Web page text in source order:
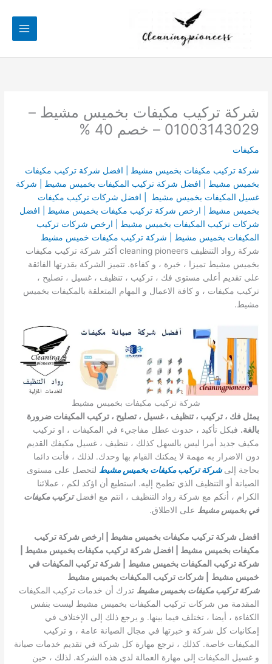
شركة تركيب مكيفات بخميس مشيط –
01003143029 – خصم 40 %
مكيفات
شركة تركيب مكيفات بخميس مشيط | افضل شركة تركيب مكيفات
بخميس مشيط | افضل شركة تركيب المكيفات بخميس مشيط | شركة
غسيل المكيفات بخميس مشيط | افضل شركات تركيب مكيفات
بخميس مشيط | ارخص شركة تركيب مكيفات بخميس مشيط | افضل
شركات تركيب المكيفات بخميس مشيط | ارخص شركات تركيب
المكيفات بخميس مشيط | شركة تركيب مكيفات خميس مشيط
شركة رواد التنظيف cleaning pioneers أكثر شركة تركيب مكيفات
بخميس مشيط تميزا ، خبرة ، و كفاءة. تتميز الشركة بقدرتها الفائقة
على تقديم أعلى مستوى فك ، تركيب ، تنظيف ، غسيل ، تصليح ،
تركيب مكيفات ، و كافة الاعمال و المهام المتعلقة بالمكيفات بخميس
مشيط.
شركة تركيب مكيفات بخميس مشيط
يمثل فك ، تركيب ، تنظيف ، غسيل ، تصليح ، تركيب المكيفات ضرورة
بالغة. فبكل تأكيد ، حدوث عطل مفاجيء في المكيفات ، او تركيب
مكيف جديد أمرا ليس بالسهل كذلك ، تنظيف ، غسيل مكيفك القديم
دون الاضرار به مهمة لا يمكنك القيام بها وحدك. لذلك ، فأنت دائما
بحاجة إلىشركة تركيب مكيفات بخميس مشيط لتحصل على مستوى
الصيانة أو التنظيف الذي تطمح إليه. استطيع أن اؤكد لكم ، عملائنا
الكرام ، أنكم مع شركة رواد التنظيف ، انتم مع افضلتركيب مكيفات
في بخميس مشيط على الاطلاق.
افضل شركة تركيب مكيفات بخميس مشيط | ارخص شركة تركيب
مكيفات بخميس مشيط | افضل شركة تركيب مكيفات بخميس مشيط |
شركة تركيب المكيفات بخميس مشيط
| شركة تركيب المكيفات في
خميس مشيط
| شركات تركيب المكيفات بخميس مشيط
شركة تركيب مكيفات بخميس مشيط تدرك أن خدمات تركيب المكيفات
المقدمة من شركات تركيب المكيفات بخميس مشيط ليست بنفس
الكفاءة ، أيضا ، تختلف فيما بينها. و يرجع ذلك إلى الإختلاف في
إمكانيات كل شركة و خبرتها في مجال الصيانة عامة ، و تركيب
المكيفات خاصة. كذلك ، ترجع مهارة كل شركة في تقديم خدمات صيانة
و غسيل المكيفات إلى مهارة العمالة لدى هذه الشركة. لذلك ، حين